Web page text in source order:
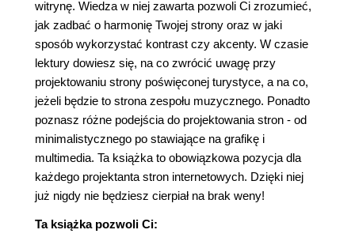
witrynę. Wiedza w niej zawarta pozwoli Ci zrozumieć,
jak zadbać o harmonię Twojej strony oraz w jaki
sposób wykorzystać kontrast czy akcenty. W czasie
lektury dowiesz się, na co zwrócić uwagę przy
projektowaniu strony poświęconej turystyce, a na co,
jeżeli będzie to strona zespołu muzycznego. Ponadto
poznasz różne podejścia do projektowania stron - od
minimalistycznego po stawiające na grafikę i
multimedia. Ta książka to obowiązkowa pozycja dla
każdego projektanta stron internetowych. Dzięki niej
już nigdy nie będziesz cierpiał na brak weny!
Ta książka pozwoli Ci: